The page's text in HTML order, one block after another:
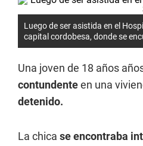
Luego de ser asistida en el
capital cordobesa, donde se
Una joven de 18 años
contundenteen una
detenido.
La chica se encontraba